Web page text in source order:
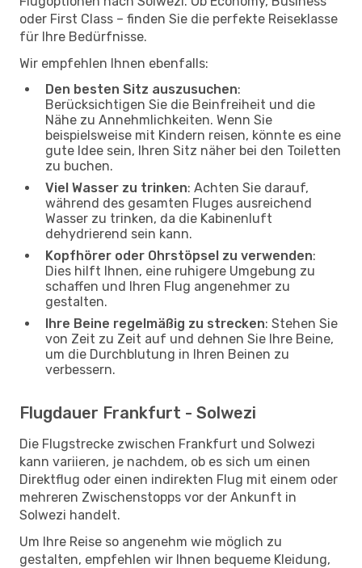
oder First Class – finden Sie die perfekte Reiseklasse
für Ihre Bedürfnisse.
Wir empfehlen Ihnen ebenfalls:
Den besten Sitz auszusuchen:
Berücksichtigen Sie die Beinfreiheit und die
Nähe zu Annehmlichkeiten. Wenn Sie
beispielsweise mit Kindern reisen, könnte es eine
gute Idee sein, Ihren Sitz näher bei den Toiletten
zu buchen.
Viel Wasser zu trinken: Achten Sie darauf,
während des gesamten Fluges ausreichend
Wasser zu trinken, da die Kabinenluft
dehydrierend sein kann.
Kopfhörer oder Ohrstöpsel zu verwenden:
Dies hilft Ihnen, eine ruhigere Umgebung zu
schaffen und Ihren Flug angenehmer zu
gestalten.
Ihre Beine regelmäßig zu strecken: Stehen Sie
von Zeit zu Zeit auf und dehnen Sie Ihre Beine,
um die Durchblutung in Ihren Beinen zu
verbessern.
Flugdauer Frankfurt - Solwezi
Die Flugstrecke zwischen Frankfurt und Solwezi
kann variieren, je nachdem, ob es sich um einen
Direktflug oder einen indirekten Flug mit einem oder
mehreren Zwischenstopps vor der Ankunft in
Solwezi handelt.
Um Ihre Reise so angenehm wie möglich zu
gestalten, empfehlen wir Ihnen bequeme Kleidung,